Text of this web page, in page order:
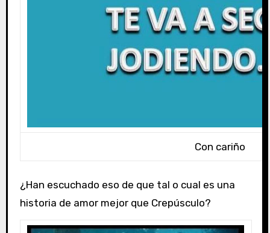
Con cariño
¿Han escuchado eso de que tal o cual es una
historia de amor mejor que Crepúsculo?